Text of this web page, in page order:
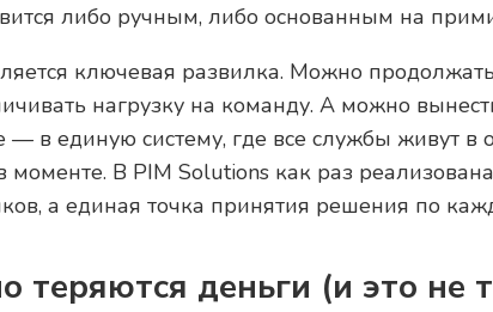
либо ручным, либо основанным на
ключевая развилка. Можно
нагрузку на команду. А можно
в единую систему, где все службы живут в
моменте. В PIM Solutions как раз
а единая точка принятия решения по
теряются деньги (и это не